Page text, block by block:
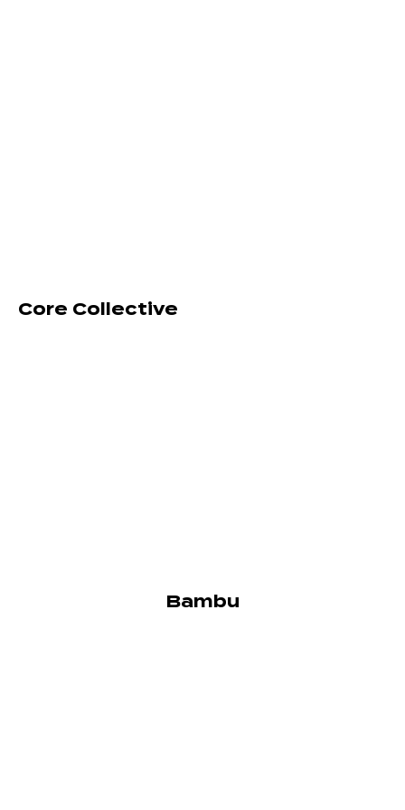
Core Collective
Bambu